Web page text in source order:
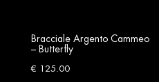
Bracciale Argento Cammeo
– Butterfly
€ 125.00